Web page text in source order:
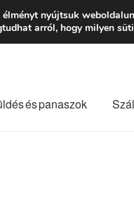
és panaszok
nyújtsuk
arról, hogy milyen